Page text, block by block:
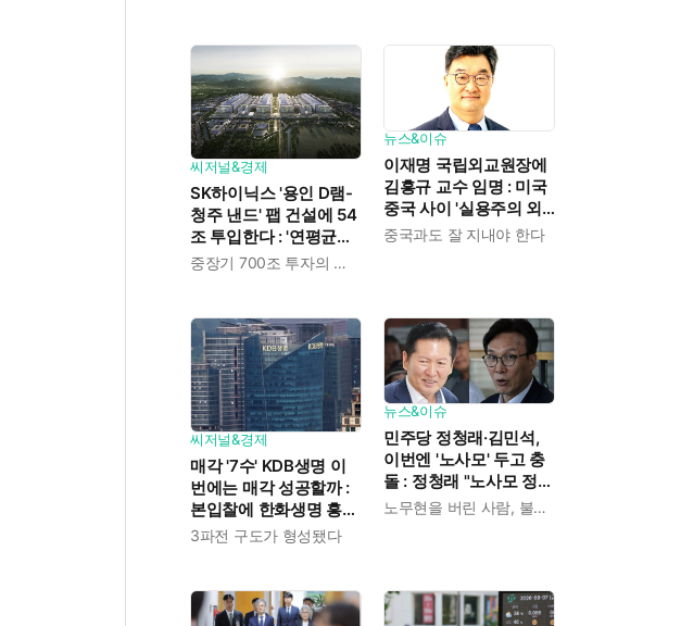
씨저널&경제
SK하이닉스 '용인 D램-
청주 낸드' 팹 건설에 54
조 투입한다 : '연평균
19% 성장' 메모리 수요중장기 700조 투자의 단계적 이행
뉴스&이슈
이재명 국립외교원장에
김흥규 교수 임명 : 미국
중국 사이 '실용주의 외
교론' 강조한 인물이다
중국과도 잘 지내야 한다
씨저널&경제
매각 '7수' KDB생명 이
번에는 매각 성공할까 :
본입찰에 한화생명 흥국
생명 한국금융지주 최종
3파전 구도가 형성됐다
뉴스&이슈
민주당 정청래·김민석,
이번엔 '노사모' 두고 충
돌 : 정청래 "노사모 정신
으로 승리" vs 김민석 측노무현을 버린 사람, 불편하겠지